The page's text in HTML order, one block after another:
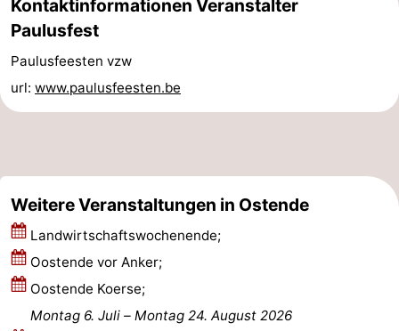
Oostduinkerke
-
Koksijde
-
De
-
Kontaktinformationen Veranstalter
Paulusfest
Paulusfeesten vzw
url: www.paulusfeesten.be
Weitere Veranstaltungen in Ostende
Landwirtschaftswochenende;
Oostende vor Anker;
Oostende Koerse;
Montag 6. Juli – Montag 24. August 2026